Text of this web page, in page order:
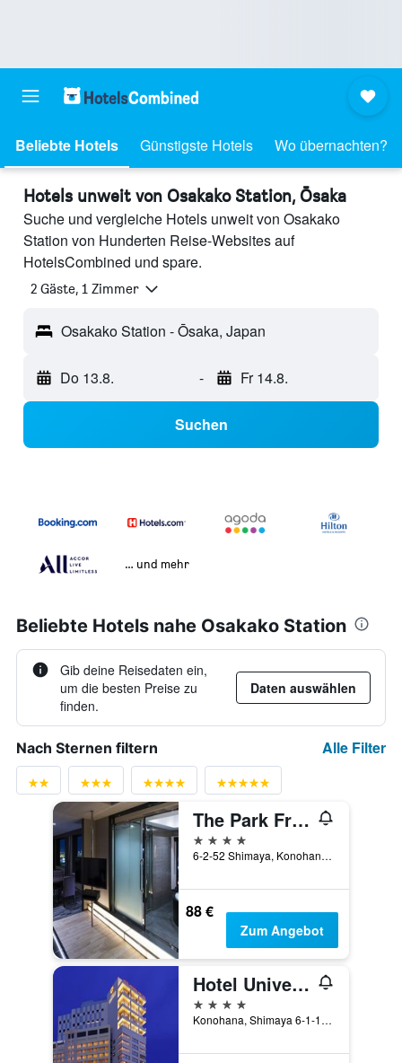
Beliebte Hotels Günstigste Hotels Wo übernachten?
Hotels unweit von Osakako Station, Ōsaka
Suche und vergleiche Hotels unweit von Osakako
Station von Hunderten Reise-Websites auf
HotelsCombined und spare.
2 Gäste, 1 Zimmer
Osakako Station - Ōsaka, Japan
Do 13.8. - Fr 14.8.
Suchen
… und mehr
Beliebte Hotels nahe Osakako Station
Gib deine Reisedaten ein,
um die besten Preise zu
finden.
Daten auswählen
Nach Sternen filtern Alle Filter
The Park Front Hotel at Universal Studios Japan
4 Sterne
6-2-52 Shimaya, Konohanaku, Ōsaka, Japan
88 €
Zum Angebot
Hotel Universal Port Vita
4 Sterne
Konohana, Shimaya 6-1-16, Ōsaka, Japan